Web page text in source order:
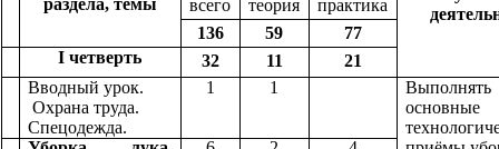
раздела, темы всего теория
практика
136
59
77
I четверть
32 11
21
Вводный урок.
Охрана труда.
Спецодежда.
1 1
Выполнять
основные